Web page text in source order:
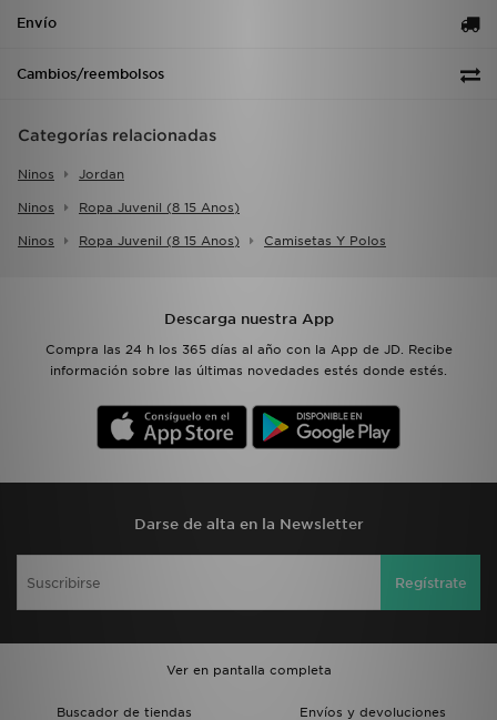
Envío
Cambios/reembolsos
Categorías relacionadas
Ninos Jordan
Ninos Ropa Juvenil (8 15 Anos)
Ninos Ropa Juvenil (8 15 Anos) Camisetas Y Polos
Descarga nuestra App
Compra las 24 h los 365 días al año con la App de JD. Recibe
información sobre las últimas novedades estés donde estés.
Darse de alta en la Newsletter
Regístrate
Ver en pantalla completa
Buscador de tiendas
Envíos y devoluciones